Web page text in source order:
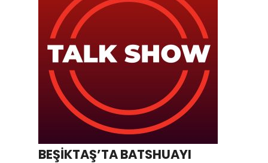
BEŞİKTAŞ’TA BATSHUAYI